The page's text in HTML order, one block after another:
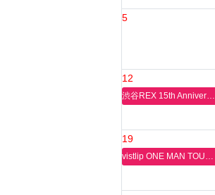
5
12
渋谷REX 15th Anniversary presents.「ホントノミリョク」
19
vistlip ONE MAN TOUR 2026 [Drawing Dawn]